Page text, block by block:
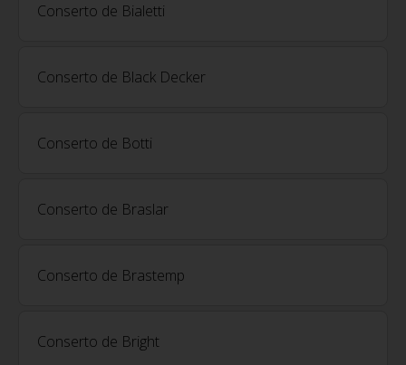
Conserto de Bialetti
Conserto de Black Decker
Conserto de Botti
Conserto de Braslar
Conserto de Brastemp
Conserto de Bright